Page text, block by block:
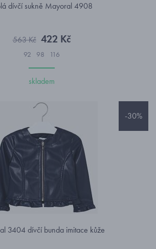
dívčí sukně Mayoral 4908
563 Kč 422 Kč
92 98 116
skladem
-30%
3404 dívčí bunda imitace kůže